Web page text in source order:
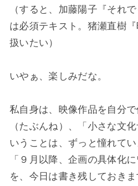
（すると、加藤陽子『それ
は必須テキスト。猪瀬直樹
扱いたい）
いやぁ、楽しみだな。
私自身は、映像作品を自分
（たぶんね）、「小さな文
いうことは、ずっと憧れてい
「９月以降、企画の具体化
を、今日は書き残しておきま